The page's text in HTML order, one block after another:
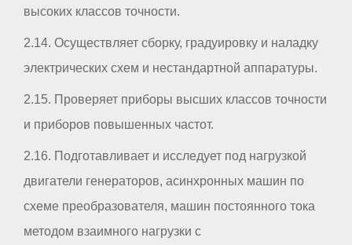
высоких классов точности.
2.14. Осуществляет сборку, градуировку и наладку
электрических схем и нестандартной аппаратуры.
2.15. Проверяет приборы высших классов точности
и приборов повышенных частот.
2.16. Подготавливает и исследует под нагрузкой
двигатели генераторов, асинхронных машин по
схеме преобразователя, машин постоянного тока
методом взаимного нагрузки с